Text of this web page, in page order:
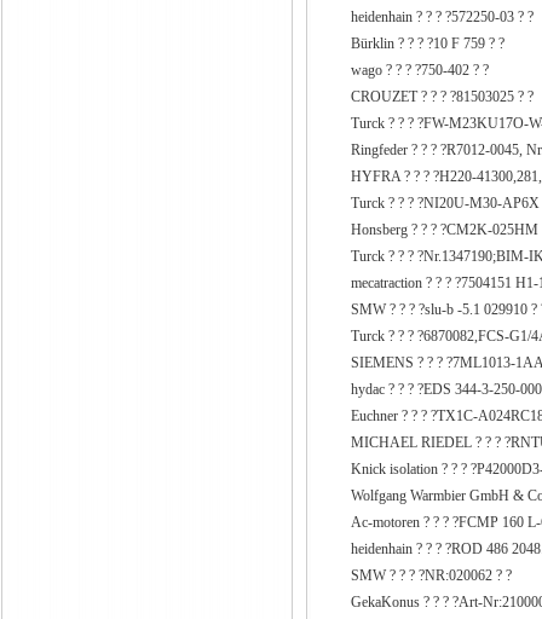
heidenhain ? ? ? ?572250-03 ? ?
Bürklin ? ? ? ?10 F 759 ? ?
wago ? ? ? ?750-402 ? ?
CROUZET ? ? ? ?81503025 ? ?
Turck ? ? ? ?FW-M23KU17O-
Ringfeder ? ? ? ?R7012-0045,
HYFRA ? ? ? ?H220-
Turck ? ? ? ?NI20U-M30-AP6X
Honsberg ? ? ? ?CM2K-025HM
Turck ? ? ?
mecatraction ? ? ? ?7504151
SMW ? ? ? ?slu-b -5.1 029910 ?
Turck ? ? ? ?6870082,FCS-G1/
SIEMENS ? ? ? ?7ML1013-
hydac ? ? ? ?EDS 344-3-250-
Euchner ? ? ? ?TX1C-
MICHAEL RIEDEL ? ? ?
Knick isolation ? ? ?
Wolfgang Warmbier GmbH &
Ac-motoren ? ? ? ?FCMP 160
heidenhain ? ? ? ?ROD 486
SMW ? ? ? ?NR:020062 ? ?
GekaKonus ? ? ? ?Art-